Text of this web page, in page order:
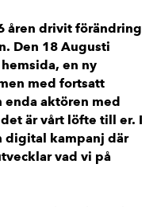
åren drivit förändring
Den 18 Augusti
en ny
med fortsatt
enda aktören med
är vårt löfte till er.
digital kampanj där
vad vi på